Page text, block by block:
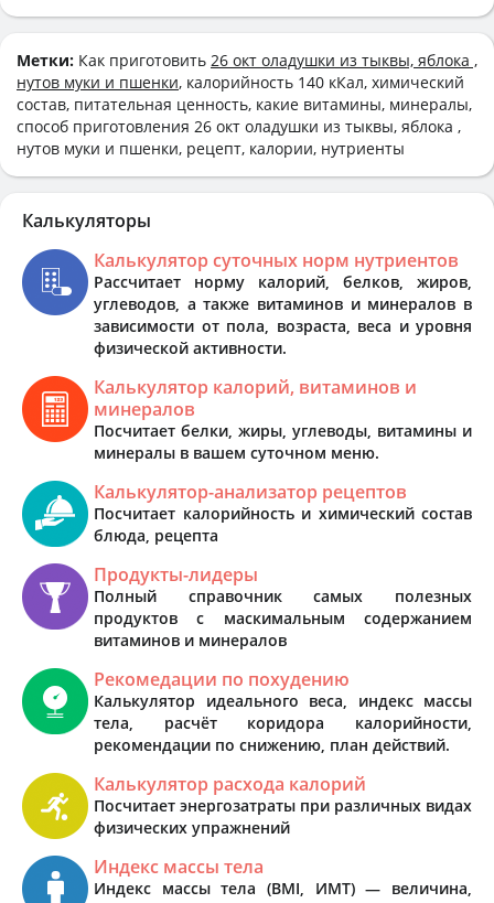
Метки: Как приготовить 26 окт оладушки из тыквы, яблока ,
нутов муки и пшенки, калорийность 140 кКал, химический
состав, питательная ценность, какие витамины, минералы,
способ приготовления 26 окт оладушки из тыквы, яблока ,
нутов муки и пшенки, рецепт, калории, нутриенты
Калькуляторы
Калькулятор суточных норм нутриентов
Рассчитает норму калорий, белков, жиров,
углеводов, а также витаминов и минералов в
зависимости от пола, возраста, веса и уровня
физической активности.
Калькулятор калорий, витаминов и
минералов
Посчитает белки, жиры, углеводы, витамины и
минералы в вашем суточном меню.
Калькулятор-анализатор рецептов
Посчитает калорийность и химический состав
блюда, рецепта
Продукты-лидеры
Полный справочник самых полезных
продуктов с маскимальным содержанием
витаминов и минералов
Рекомедации по похудению
Калькулятор идеального веса, индекс массы
тела, расчёт коридора калорийности,
рекомендации по снижению, план действий.
Калькулятор расхода калорий
Посчитает энергозатраты при различных видах
физических упражнений
Индекс массы тела
Индекс массы тела (BMI, ИМТ) — величина,